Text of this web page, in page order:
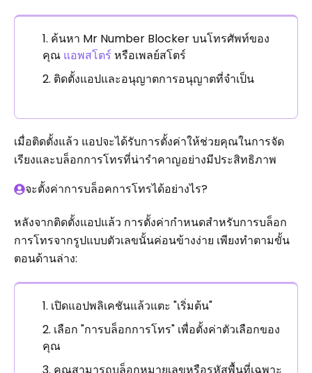
ค้นหา Mr Number Blocker บนโทรศัพท์ของ
คุณ แอพสโตร์ หรือเพลย์สโตร์
ติดตั้งแอปและอนุญาตการอนุญาตที่จำเป็น
เมื่อติดตั้งแล้ว แอปจะได้รับการตั้งค่าให้ช่วยคุณในการจัด
เรียงและบล็อกการโทรที่น่ารำคาญอย่างมีประสิทธิภาพ
จะตั้งค่าการบล็อคการโทรได้อย่างไร?
หลังจากติดตั้งแอปแล้ว การตั้งค่ากำหนดสำหรับการบล็อก
การโทรจากรูปแบบตัวเลขนั้นค่อนข้างง่าย เพียงทำตามขั้น
ตอนด้านล่าง:
เปิดแอปพลิเคชันแล้วแตะ "เริ่มต้น"
เลือก "การบล็อกการโทร" เพื่อตั้งค่าตัวเลือกของ
คุณ
คุณสามารถบล็อกหมายเลขหรือรหัสพื้นที่เฉพาะ